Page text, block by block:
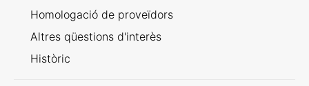
Homologació de proveïdors
Altres qüestions d'interès
Històric